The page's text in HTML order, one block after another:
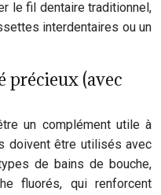
le fil dentaire traditionnel,
interdentaires ou un
précieux (avec
un complément utile à
doivent être utilisés avec
de bains de bouche,
fluorés, qui renforcent